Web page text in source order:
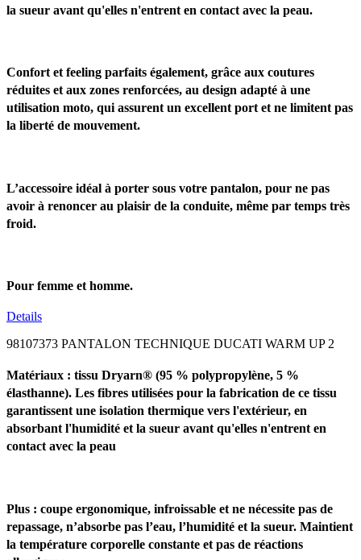
la sueur avant qu'elles n'entrent en contact avec la peau.
Confort et feeling parfaits également, grâce aux coutures
réduites et aux zones renforcées, au design adapté à une
utilisation moto, qui assurent un excellent port et ne limitent pas
la liberté de mouvement.
L’accessoire idéal à porter sous votre pantalon, pour ne pas
avoir à renoncer au plaisir de la conduite, même par temps très
froid.
Pour femme et homme.
Details
98107373 PANTALON TECHNIQUE DUCATI WARM UP 2
Matériaux : tissu Dryarn® (95 % polypropylène, 5 %
élasthanne). Les fibres utilisées pour la fabrication de ce tissu
garantissent une isolation thermique vers l'extérieur, en
absorbant l'humidité et la sueur avant qu'elles n'entrent en
contact avec la peau
Plus : coupe ergonomique, infroissable et ne nécessite pas de
repassage, n’absorbe pas l’eau, l’humidité et la sueur. Maintient
la température corporelle constante et pas de réactions